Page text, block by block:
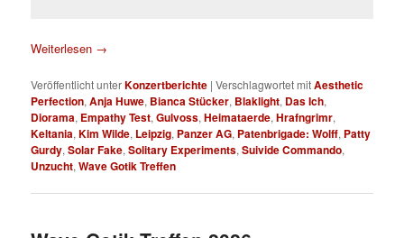
Weiterlesen →
Veröffentlicht unterKonzertberichte |Verschlagwortet mitAesthetic
Perfection,Anja Huwe, Bianca Stücker, Blaklight, Das Ich,
Diorama, Empathy Test,Gulvoss,Heimataerde,Hrafngrimr,
Keltania,Kim Wilde, Leipzig, Panzer AG, Patenbrigade: Wolff, Patty
Gurdy,Solar Fake,Solitary Experiments,Suivide Commando,
Unzucht,Wave Gotik Treffen